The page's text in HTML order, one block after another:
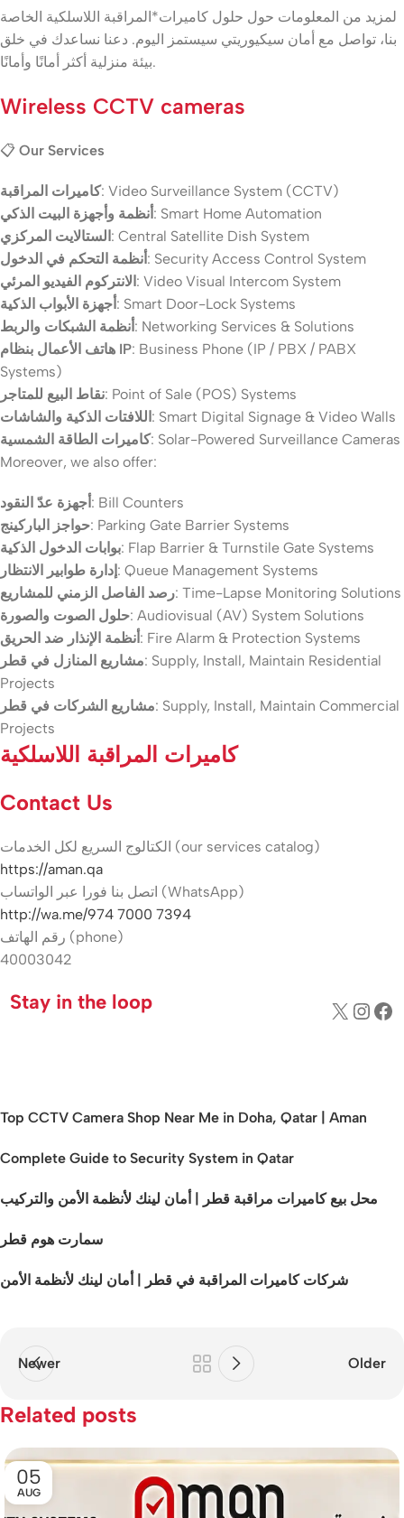
لمزيد من المعلومات حول حلول كاميرات*المراقبة اللاسلكية الخاصة
بنا، تواصل مع أمان سيكيوريتي سيستمز اليوم. دعنا نساعدك في خلق
بيئة منزلية أكثر أمانًا وأمانًا.
Wireless CCTV cameras
📋 Our Services
كاميرات المراقبة: Video Surveillance System (CCTV)
أنظمة وأجهزة البيت الذكي: Smart Home Automation
الستالايت المركزي: Central Satellite Dish System
أنظمة التحكم في الدخول: Security Access Control System
الانتركوم الفيديو المرئي: Video Visual Intercom System
أجهزة الأبواب الذكية: Smart Door-Lock Systems
أنظمة الشبكات والربط: Networking Services & Solutions
هاتف الأعمال بنظام IP: Business Phone (IP / PBX / PABX
Systems)
نقاط البيع للمتاجر: Point of Sale (POS) Systems
اللافتات الذكية والشاشات: Smart Digital Signage & Video Walls
كاميرات الطاقة الشمسية: Solar-Powered Surveillance Cameras
Moreover, we also offer:
أجهزة عدّ النقود: Bill Counters
حواجز الباركينج: Parking Gate Barrier Systems
بوابات الدخول الذكية: Flap Barrier & Turnstile Gate Systems
إدارة طوابير الانتظار: Queue Management Systems
رصد الفاصل الزمني للمشاريع: Time-Lapse Monitoring Solutions
حلول الصوت والصورة: Audiovisual (AV) System Solutions
أنظمة الإنذار ضد الحريق: Fire Alarm & Protection Systems
مشاريع المنازل في قطر: Supply, Install, Maintain Residential
Projects
مشاريع الشركات في قطر: Supply, Install, Maintain Commercial
Projects
كاميرات المراقبة اللاسلكية
Contact Us
الكتالوج السريع لكل الخدمات (our services catalog)
https://aman.qa
اتصل بنا فورا عبر الواتساب (WhatsApp)
http://wa.me/974 7000 7394
رقم الهاتف (phone)
40003042
Stay in the loop
Top CCTV Camera Shop Near Me in Doha, Qatar | Aman
Complete Guide to Security System in Qatar
محل بيع كاميرات مراقبة قطر | أمان لينك لأنظمة الأمن والتركيب
سمارت هوم قطر
شركات كاميرات المراقبة في قطر | أمان لينك لأنظمة الأمن
Newer Older
Related posts
05
AUG